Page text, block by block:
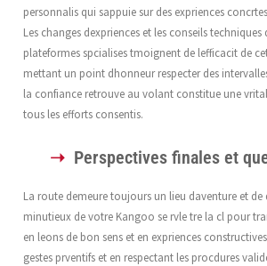
personnalis qui sappuie sur des expriences
Les changes dexpriences et les conseils techniques
plateformes spcialises tmoignent de lefficacit de
mettant un point dhonneur respecter des
la confiance retrouve au volant constitue une
tous les efforts consentis.
Perspectives finales et
La route demeure toujours un lieu daventure et de
minutieux de votre Kangoo se rvle tre la cl pour
en leons de bon sens et en expriences
gestes prventifs et en respectant les procdures